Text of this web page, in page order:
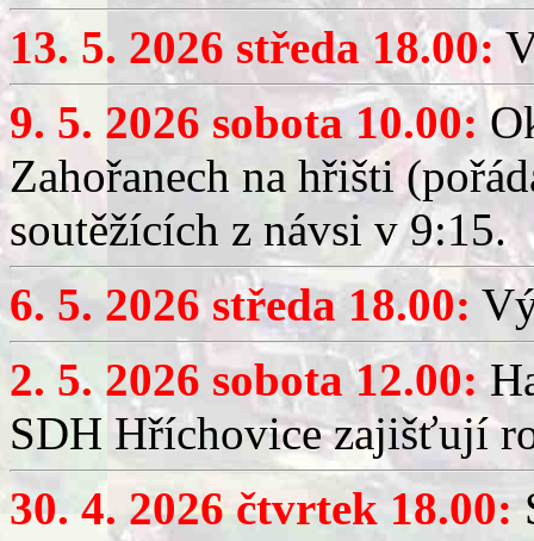
13. 5. 2026 středa 18.00:
9. 5. 2026 sobota 10.00:
Zahořanech na hřišti
soutěžících z návsi v 9:15.
6. 5. 2026 středa 18.00:
2. 5. 2026 sobota 12.00:
SDH Hříchovice zajišťují
30. 4. 2026 čtvrtek 18.00: